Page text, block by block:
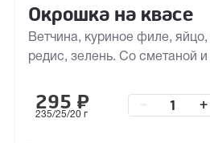
Окрошка на квасе
Ветчина, куриное филе,
редис, зелень. Со сметаной
295 ₽
235/25/20 г
+